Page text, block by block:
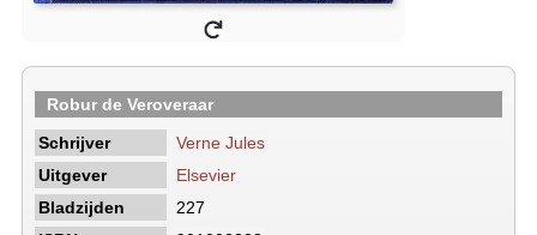
Robur de Veroveraar
Schrijver
Verne Jules
Uitgever
Elsevier
Bladzijden
227